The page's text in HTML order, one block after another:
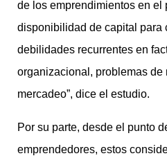
de los emprendimientos en el
disponibilidad de capital para
debilidades recurrentes en
organizacional, problemas de
mercadeo”, dice el estudio.
Por su parte, desde el punto
emprendedores, estos